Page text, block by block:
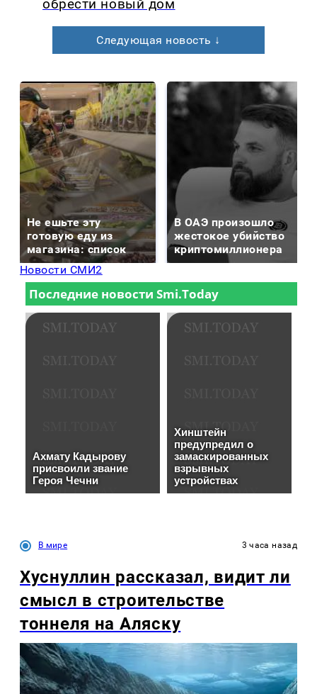
обрести новый дом
Следующая новость ↓
Не ешьте эту
готовую еду из
магазина: список
В ОАЭ произошло
жестокое убийство
криптомиллионера
Новости СМИ2
В мире 3 часа назад
Хуснуллин рассказал, видит ли
смысл в строительстве
тоннеля на Аляску